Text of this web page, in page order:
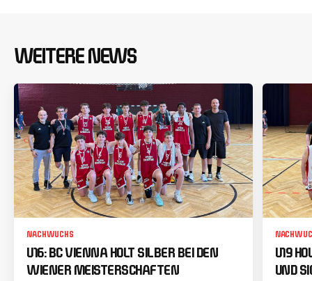
WEITERE NEWS
NACHWUCHS
U16: BC VIENNA HOLT SILBER BEI DEN
WIENER MEISTERSCHAFTEN
U19
UND